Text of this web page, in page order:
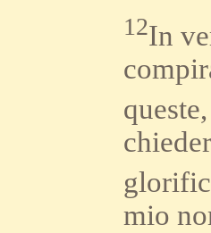
12In
mio